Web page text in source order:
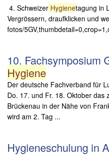
4. Schweizer Hygienetagung in
Vergrössern, draufklicken und
fotos/
10. Fachsymposium
Hygiene
Der deutsche Fachverband für
Do. 17. und Fr. 18. Oktober das
Brückenau in der Nähe von
wird am 2. Tag ...
Hygieneschulung in